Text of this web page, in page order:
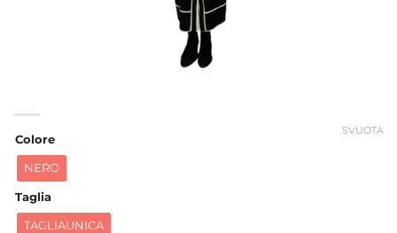
Colore
NERO
Taglia
TAGLIAUNICA
SVUOTA